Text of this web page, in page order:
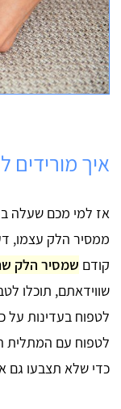
איך
אז למי מכם שעלה
ממסיר הלק עצמו,
קודם שמסיר הלק
שווידאתם, תוכלו
לטפוח בעדינות
לטפוח עם המתלית
כדי שלא תצבעו גם